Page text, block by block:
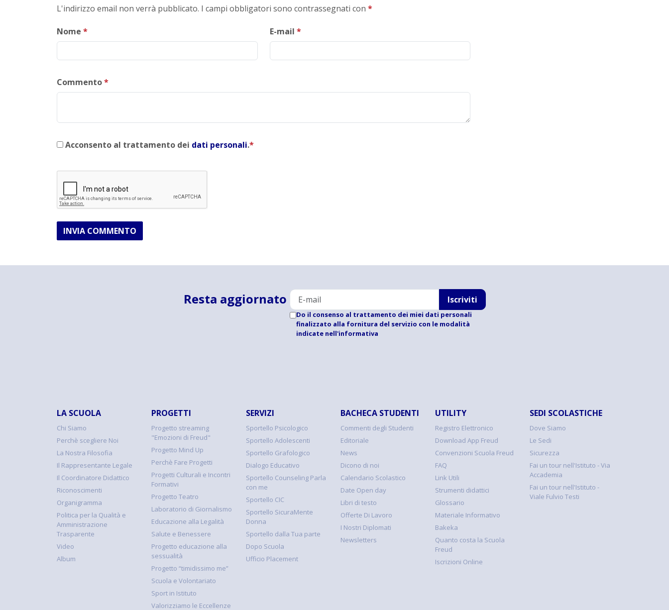
L'indirizzo email non verrà pubblicato. I campi obbligatori sono contrassegnati con *
Nome * E-mail *
Commento*
Acconsento al trattamento dei dati personali.*
INVIA COMMENTO
Resta aggiornato Iscriviti
Do il consenso al trattamento dei miei dati personali
finalizzato alla fornitura del servizio con le modalità
indicate nell'informativa
LA SCUOLA
Chi Siamo
Perchè scegliere Noi
La Nostra Filosofia
Il Rappresentante Legale
Il Coordinatore Didattico
Riconoscimenti
Organigramma
Politica per la Qualità e
Amministrazione
Trasparente
Video
Album
PROGETTI
Progetto streaming
"Emozioni di Freud"
Progetto Mind Up
Perchè Fare Progetti
Progetti Culturali e Incontri
Formativi
Progetto Teatro
Laboratorio di Giornalismo
Educazione alla Legalità
Salute e Benessere
Progetto educazione alla
sessualità
Progetto “timidissimo me”
Scuola e Volontariato
Sport in Istituto
Valorizziamo le Eccellenze
SERVIZI
Sportello Psicologico
Sportello Adolescenti
Sportello Grafologico
Dialogo Educativo
Sportello Counseling Parla
con me
Sportello CIC
Sportello SicuraMente
Donna
Sportello dalla Tua parte
Dopo Scuola
Ufficio Placement
BACHECA STUDENTI
Commenti degli Studenti
Editoriale
News
Dicono di noi
Calendario Scolastico
Date Open day
Libri di testo
Offerte Di Lavoro
I Nostri Diplomati
Newsletters
UTILITY
Registro Elettronico
Download App Freud
Convenzioni Scuola Freud
FAQ
Link Utili
Strumenti didattici
Glossario
Materiale Informativo
Bakeka
Quanto costa la Scuola
Freud
Iscrizioni Online
SEDI SCOLASTICHE
Dove Siamo
Le Sedi
Sicurezza
Fai un tour nell'Istituto - Via
Accademia
Fai un tour nell'Istituto -
Viale Fulvio Testi